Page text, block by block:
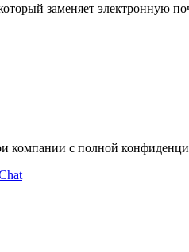
заменяет электронную
компании с полной